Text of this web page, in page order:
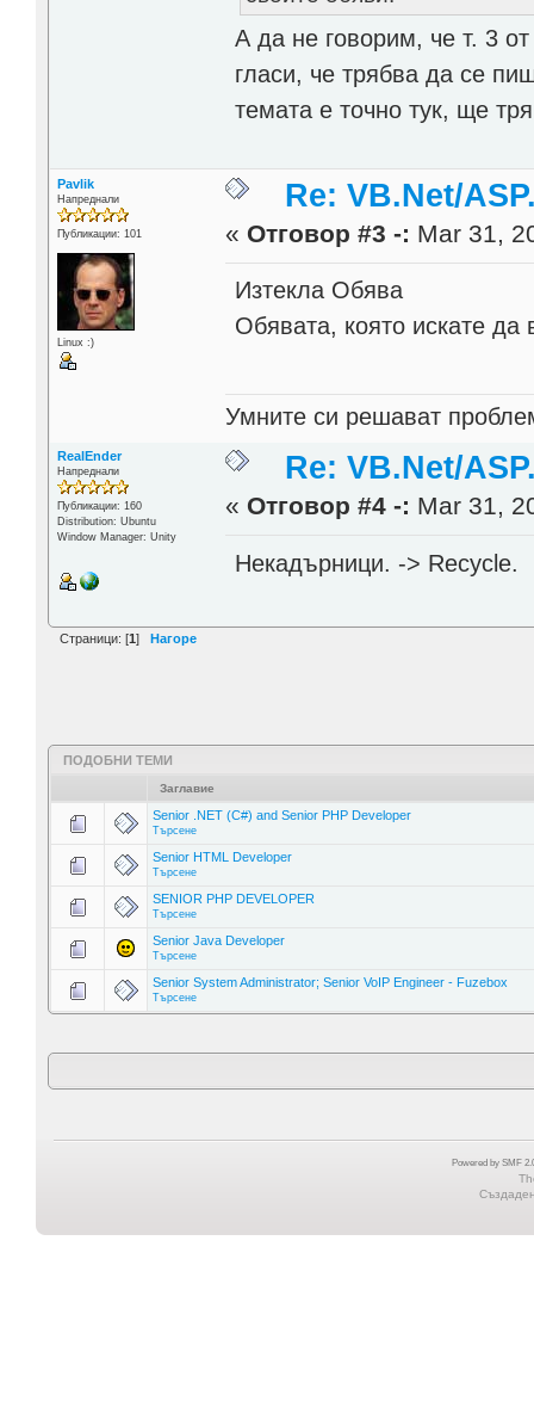
А да не говорим, че т. 3
гласи, че трябва да се
темата е точно тук, ще
Pavlik
Напреднали
Публикации: 101
Linux :)
Re: VB.Net/
« Отговор #3 -: Mar 31,
Изтекла Обява
Обявата, която искате
Умните си решават
RealEnder
Напреднали
Публикации: 160
Distribution: Ubuntu
Window Manager: Unity
Re: VB.Net/
« Отговор #4 -: Mar 31,
Некадърници. -> Recycle.
Страници: [1] Нагоре
ПОДОБНИ ТЕМИ
Заглавие
Senior .NET (C#) and Senior PHP Developer
Търсене
Senior HTML Developer
Търсене
SENIOR PHP DEVELOPER
Търсене
Senior Java Developer
Търсене
Senior System Administrator; Senior VoIP Engineer - Fuzebox
Търсене
Powered by SMF